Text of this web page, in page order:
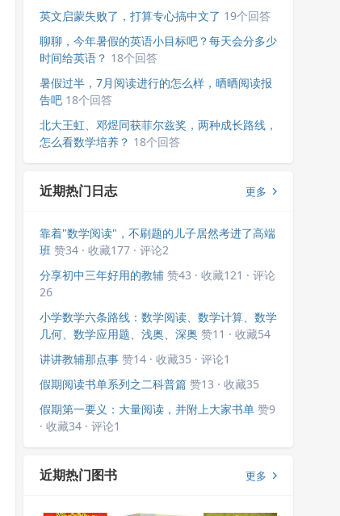
英文启蒙失败了，打算专心搞中文了 19个回答
聊聊，今年暑假的英语小目标吧？每天会分多少
时间给英语？ 18个回答
暑假过半，7月阅读进行的怎么样，晒晒阅读报
告吧 18个回答
北大王虹、邓煜同获菲尔兹奖，两种成长路线，
怎么看数学培养？ 18个回答
近期热门日志 更多
靠着"数学阅读"，不刷题的儿子居然考进了高端
班 赞34 · 收藏177 · 评论2
分享初中三年好用的教辅 赞43 · 收藏121 · 评论
26
小学数学六条路线：数学阅读、数学计算、数学
几何、数学应用题、浅奥、深奥 赞11 · 收藏54
讲讲教辅那点事 赞14 · 收藏35 · 评论1
假期阅读书单系列之二科普篇 赞13 · 收藏35
假期第一要义：大量阅读，并附上大家书单 赞9
· 收藏34 · 评论1
近期热门图书 更多